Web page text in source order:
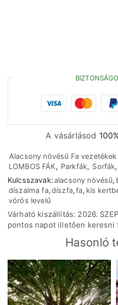
A vásárlásod
Alacsony növésű Fa vezetékek
LOMBOS FÁK, Parkfák, Sorfák,
Kulcsszavak:alacsony növésű,
díszalma fa,díszfa,fa, kis
vörös levelű
Várható kiszállítás: 2026.
pontos napot illetően keresni
Hasonló